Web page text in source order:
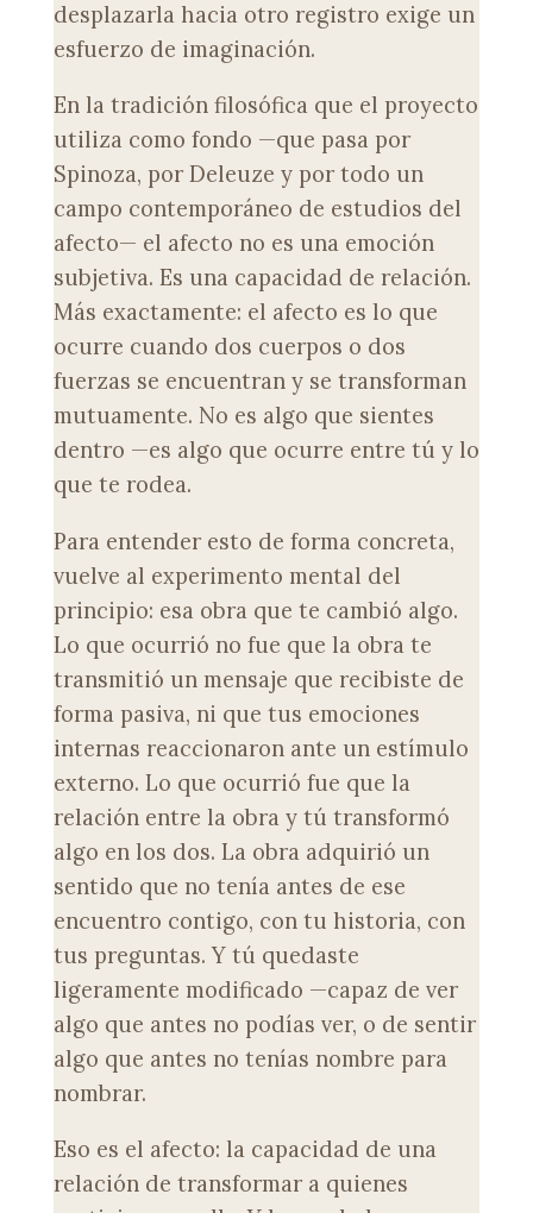
desplazarla hacia otro registro exige un
esfuerzo de imaginación.
En la tradición filosófica que el proyecto
utiliza como fondo —que pasa por
Spinoza, por Deleuze y por todo un
campo contemporáneo de estudios del
afecto— el afecto no es una emoción
subjetiva. Es una capacidad de relación.
Más exactamente: el afecto es lo que
ocurre cuando dos cuerpos o dos
fuerzas se encuentran y se transforman
mutuamente. No es algo que sientes
dentro —es algo que ocurre entre tú y lo
que te rodea.
Para entender esto de forma concreta,
vuelve al experimento mental del
principio: esa obra que te cambió algo.
Lo que ocurrió no fue que la obra te
transmitió un mensaje que recibiste de
forma pasiva, ni que tus emociones
internas reaccionaron ante un estímulo
externo. Lo que ocurrió fue que la
relación entre la obra y tú transformó
algo en los dos. La obra adquirió un
sentido que no tenía antes de ese
encuentro contigo, con tu historia, con
tus preguntas. Y tú quedaste
ligeramente modificado —capaz de ver
algo que antes no podías ver, o de sentir
algo que antes no tenías nombre para
nombrar.
Eso es el afecto: la capacidad de una
relación de transformar a quienes